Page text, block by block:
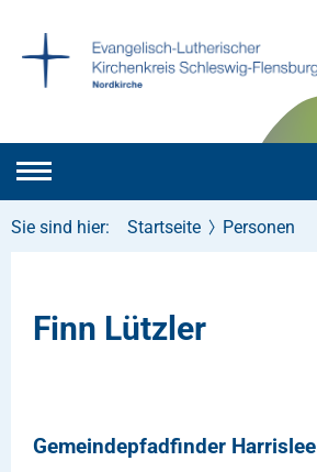
Sie sind hier: Startseite Personen
Finn Lützler
Gemeindepfadfinder Harrislee